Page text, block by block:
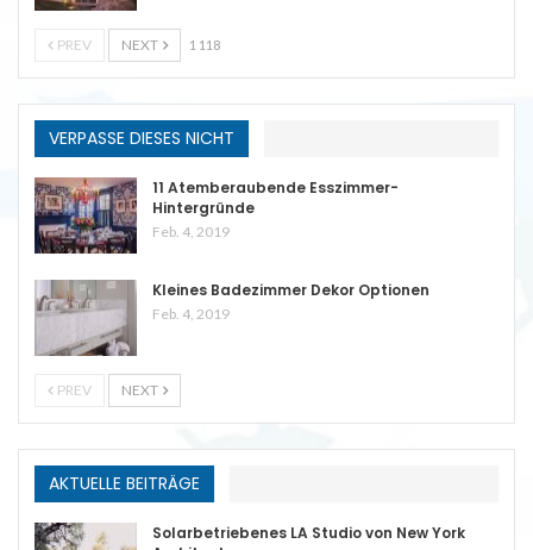
PREV NEXT 1 118
VERPASSE DIESES NICHT
11 Atemberaubende Esszimmer-
Hintergründe
Feb. 4, 2019
Kleines Badezimmer Dekor Optionen
Feb. 4, 2019
PREV NEXT
AKTUELLE BEITRÄGE
Solarbetriebenes LA Studio von New York